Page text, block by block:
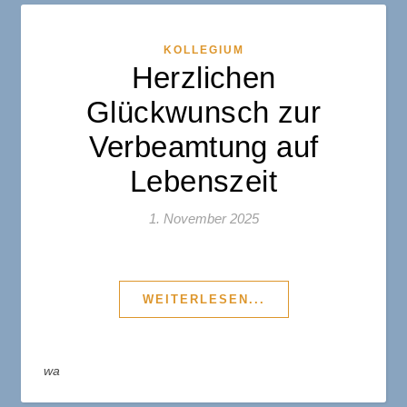
KOLLEGIUM
Herzlichen
Glückwunsch zur
Verbeamtung auf
Lebenszeit
1. November 2025
WEITERLESEN...
wa